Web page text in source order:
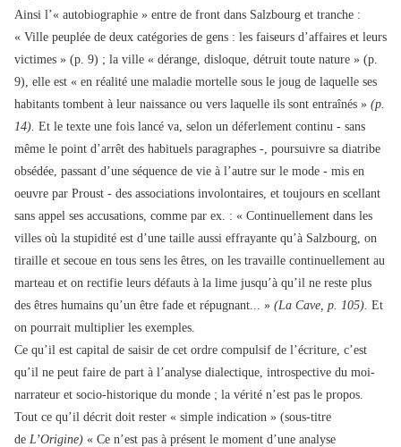
Ainsi l’« autobiographie » entre de front dans Salzbourg et tranche :
« Ville peuplée de deux catégories de gens : les faiseurs d’affaires et leurs
victimes » (p. 9) ; la ville « dérange, disloque, détruit toute nature » (p.
9), elle est « en réalité une maladie mortelle sous le joug de laquelle ses
habitants tombent à leur naissance ou vers laquelle ils sont entraînés » (p.
14). Et le texte une fois lancé va, selon un déferlement continu - sans
même le point d’arrêt des habituels paragraphes -, poursuivre sa diatribe
obsédée, passant d’une séquence de vie à l’autre sur le mode - mis en
oeuvre par Proust - des associations involontaires, et toujours en scellant
sans appel ses accusations, comme par ex. : « Continuellement dans les
villes où la stupidité est d’une taille aussi effrayante qu’à Salzbourg, on
tiraille et secoue en tous sens les êtres, on les travaille continuellement au
marteau et on rectifie leurs défauts à la lime jusqu’à qu’il ne reste plus
des êtres humains qu’un être fade et répugnant... » (La Cave, p. 105). Et
on pourrait multiplier les exemples.
Ce qu’il est capital de saisir de cet ordre compulsif de l’écriture, c’est
qu’il ne peut faire de part à l’analyse dialectique, introspective du moi-
narrateur et socio-historique du monde ; la vérité n’est pas le propos.
Tout ce qu’il décrit doit rester « simple indication » (sous-titre
de L’Origine) « Ce n’est pas à présent le moment d’une analyse